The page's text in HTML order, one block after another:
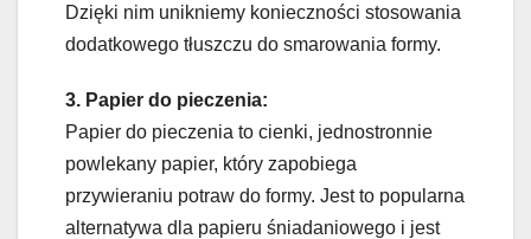
Dzięki nim unikniemy konieczności stosowania
dodatkowego tłuszczu do smarowania formy.
3. Papier do pieczenia:
Papier do pieczenia to cienki, jednostronnie
powlekany papier, który zapobiega
przywieraniu potraw do formy. Jest to popularna
alternatywa dla papieru śniadaniowego i jest